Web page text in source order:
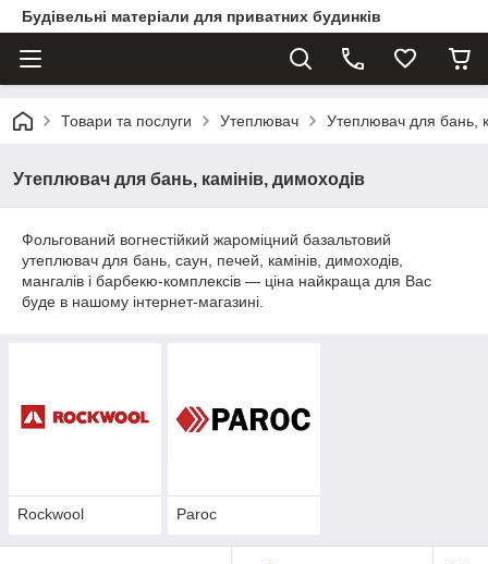
Будівельні матеріали для приватних будинків
Товари та послуги Утеплювач Утеплювач для бань,
Утеплювач для бань, камінів, димоходів
Фольгований вогнестійкий жароміцний базальтовий
утеплювач для бань, саун, печей, камінів, димоходів,
мангалів і барбекю-комплексів — ціна найкраща для Вас
буде в нашому інтернет-магазині.
Rockwool Paroc